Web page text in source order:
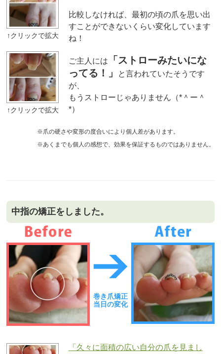
比較しなければ、最初の頃の爪を思い出
すことができないくらい変化しています
ね！
ご主人には
「ストローみたいにな
ってる！」
と言われていたそうです
が、
もうストローじゃありません（*＾ー＾
*）
※爪の硬さや変形の度合いにより個人差があります。
※あくまでも個人の感想で、効果を保証するものではありません。
中指の矯正をしました。
巻き爪矯正
当日の変化
「久々に面積の広い自分の爪を見まし